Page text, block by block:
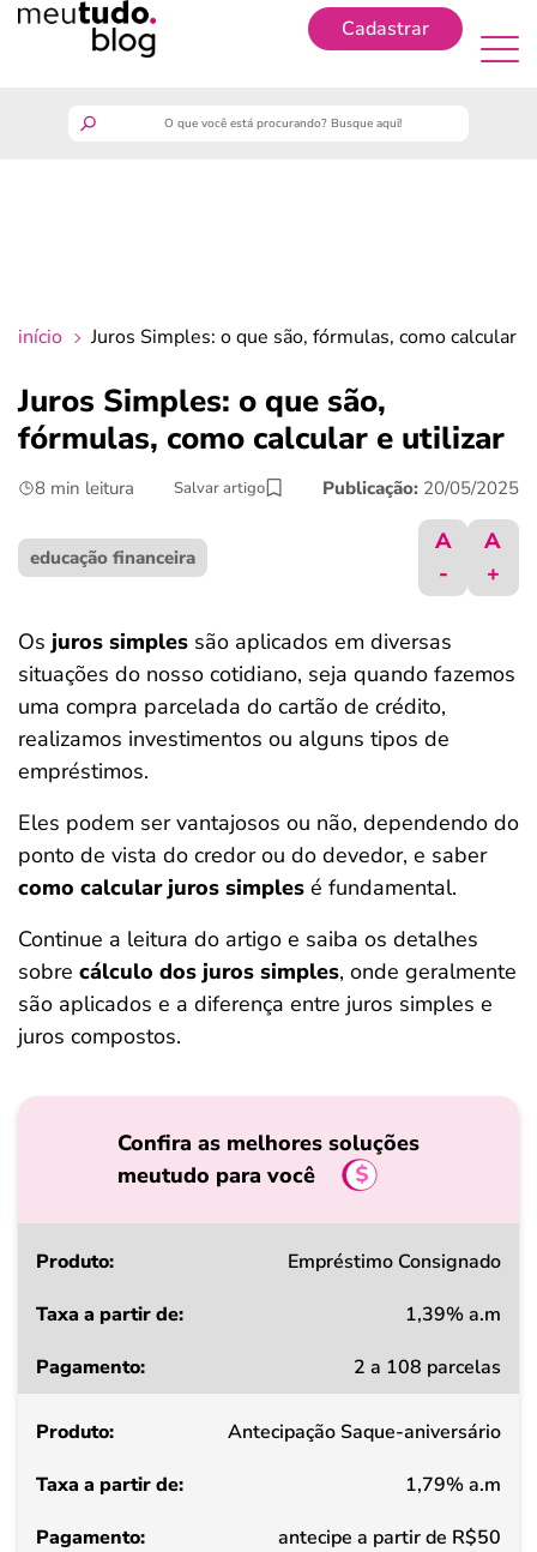
Cadastrar
crédito fácil
últimas notícias
ferramentas
início Juros Simples: o que são, fórmulas, como calcular
Juros Simples: o que são,
fórmulas, como calcular e utilizar
8 min leitura Salvar artigo Publicação: 20/05/2025
educação financeira
A
-
A
+
Os juros simples são aplicados em diversas
situações do nosso cotidiano, seja quando fazemos
uma compra parcelada do cartão de crédito,
realizamos investimentos ou alguns tipos de
empréstimos.
Eles podem ser vantajosos ou não, dependendo do
ponto de vista do credor ou do devedor, e saber
como calcular juros simples é fundamental.
Continue a leitura do artigo e saiba os detalhes
sobre cálculo dos juros simples, onde geralmente
são aplicados e a diferença entre juros simples e
juros compostos.
Confira as melhores soluções
meutudo para você
Produto
a
de
Pagamento
Empréstimo Consignado
1,39% a.m
2 a 108 parcelas
Antecipação Saque-aniversário
1,79% a.m
antecipe a partir de R$50